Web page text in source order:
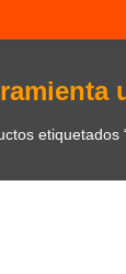
etiquetados